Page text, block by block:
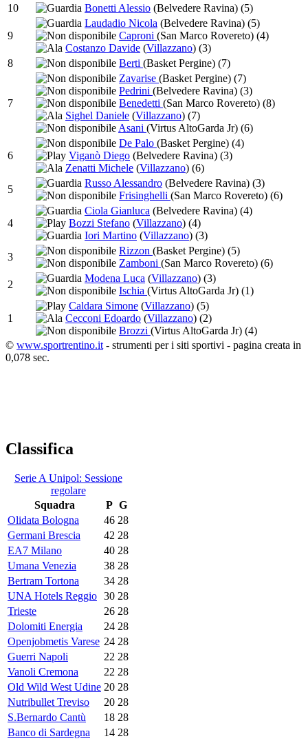
10
Bonetti Alessio (Belvedere Ravina) (5)
9
Laudadio Nicola (Belvedere Ravina) (5)
Caproni (San Marco Rovereto) (4)
Costanzo Davide (Villazzano) (3)
8
Berti (Basket Pergine) (7)
7
Zavarise (Basket Pergine) (7)
Pedrini (Belvedere Ravina) (3)
Benedetti (San Marco Rovereto) (8)
Sighel Daniele (Villazzano) (7)
Asani (Virtus AltoGarda Jr) (6)
6
De Palo (Basket Pergine) (4)
Viganò Diego (Belvedere Ravina) (3)
Zenatti Michele (Villazzano) (6)
5
Russo Alessandro (Belvedere Ravina) (3)
Frisinghelli (San Marco Rovereto) (6)
4
Ciola Gianluca (Belvedere Ravina) (4)
Bozzi Stefano (Villazzano) (4)
Iori Martino (Villazzano) (3)
3
Rizzon (Basket Pergine) (5)
Zamboni (San Marco Rovereto) (6)
2
Modena Luca (Villazzano) (3)
Ischia (Virtus AltoGarda Jr) (1)
1
Caldara Simone (Villazzano) (5)
Cecconi Edoardo (Villazzano) (2)
Brozzi (Virtus AltoGarda Jr) (4)
© www.sportrentino.it - strumenti per i siti sportivi - pagina creata in
0,078 sec.
Classifica
Serie A Unipol: Sessione
regolare
Squadra
P G
Olidata Bologna
46 28
Germani Brescia
42 28
EA7 Milano
40 28
Umana Venezia
38 28
Bertram Tortona
34 28
UNA Hotels Reggio 30 28
Trieste
26 28
Dolomiti Energia
24 28
Openjobmetis Varese 24 28
Guerri Napoli
22 28
Vanoli Cremona
22 28
Old Wild West Udine 20 28
Nutribullet Treviso
20 28
S.Bernardo Cantù
18 28
Banco di Sardegna
14 28